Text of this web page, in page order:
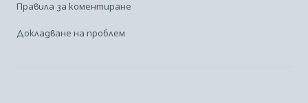
Правила за коментиране
Докладване на проблем